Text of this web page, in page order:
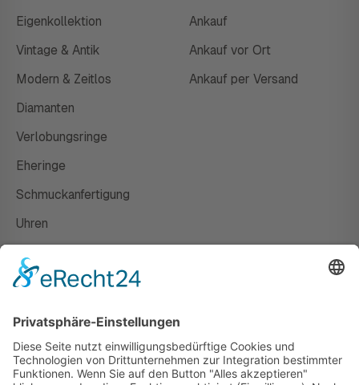
Eigenkollektion
Vintage & Antik
Modern & Zeitlos
Diamanten
Verlobungsringe
Eheringe
Schmuckanfertigung
Uhren
Ankauf
Ankauf vor Ort
Ankauf per Versand
Susanne Steiger
Geschäfte